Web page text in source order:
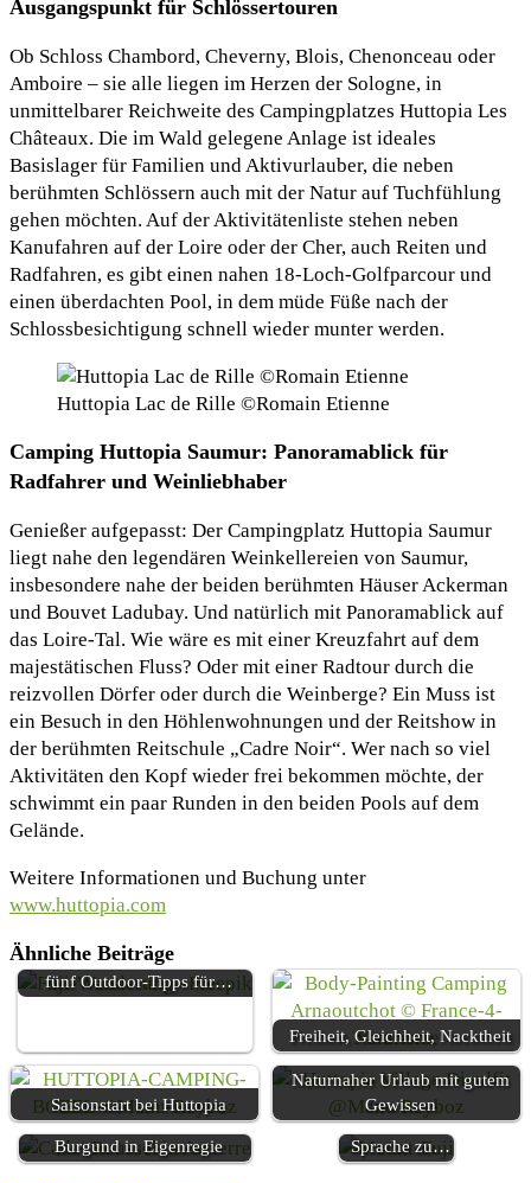
Ausgangspunkt für Schlössertouren
Ob Schloss Chambord, Cheverny, Blois, Chenonceau oder
Amboire – sie alle liegen im Herzen der Sologne, in
unmittelbarer Reichweite des Campingplatzes Huttopia Les
Châteaux. Die im Wald gelegene Anlage ist ideales
Basislager für Familien und Aktivurlauber, die neben
berühmten Schlössern auch mit der Natur auf Tuchfühlung
gehen möchten. Auf der Aktivitätenliste stehen neben
Kanufahren auf der Loire oder der Cher, auch Reiten und
Radfahren, es gibt einen nahen 18-Loch-Golfparcour und
einen überdachten Pool, in dem müde Füße nach der
Schlossbesichtigung schnell wieder munter werden.
Huttopia Lac de Rille ©Romain Etienne
Camping Huttopia Saumur: Panoramablick für
Radfahrer und Weinliebhaber
Genießer aufgepasst: Der Campingplatz Huttopia Saumur
liegt nahe den legendären Weinkellereien von Saumur,
insbesondere nahe der beiden berühmten Häuser Ackerman
und Bouvet Ladubay. Und natürlich mit Panoramablick auf
das Loire-Tal. Wie wäre es mit einer Kreuzfahrt auf dem
majestätischen Fluss? Oder mit einer Radtour durch die
reizvollen Dörfer oder durch die Weinberge? Ein Muss ist
ein Besuch in den Höhlenwohnungen und der Reitshow in
der berühmten Reitschule „Cadre Noir“. Wer nach so viel
Aktivitäten den Kopf wieder frei bekommen möchte, der
schwimmt ein paar Runden in den beiden Pools auf dem
Gelände.
Weitere Informationen und Buchung unter
www.huttopia.com
Ähnliche Beiträge
Das wilde Japan entdecken –
fünf Outdoor-Tipps für…
Freiheit, Gleichheit, Nacktheit
Saisonstart bei Huttopia
Naturnaher Urlaub mit gutem
Gewissen
Stadtbesichtigungen in
Burgund in Eigenregie
Allein durch
Japan reisen,
ohne die
Sprache zu…